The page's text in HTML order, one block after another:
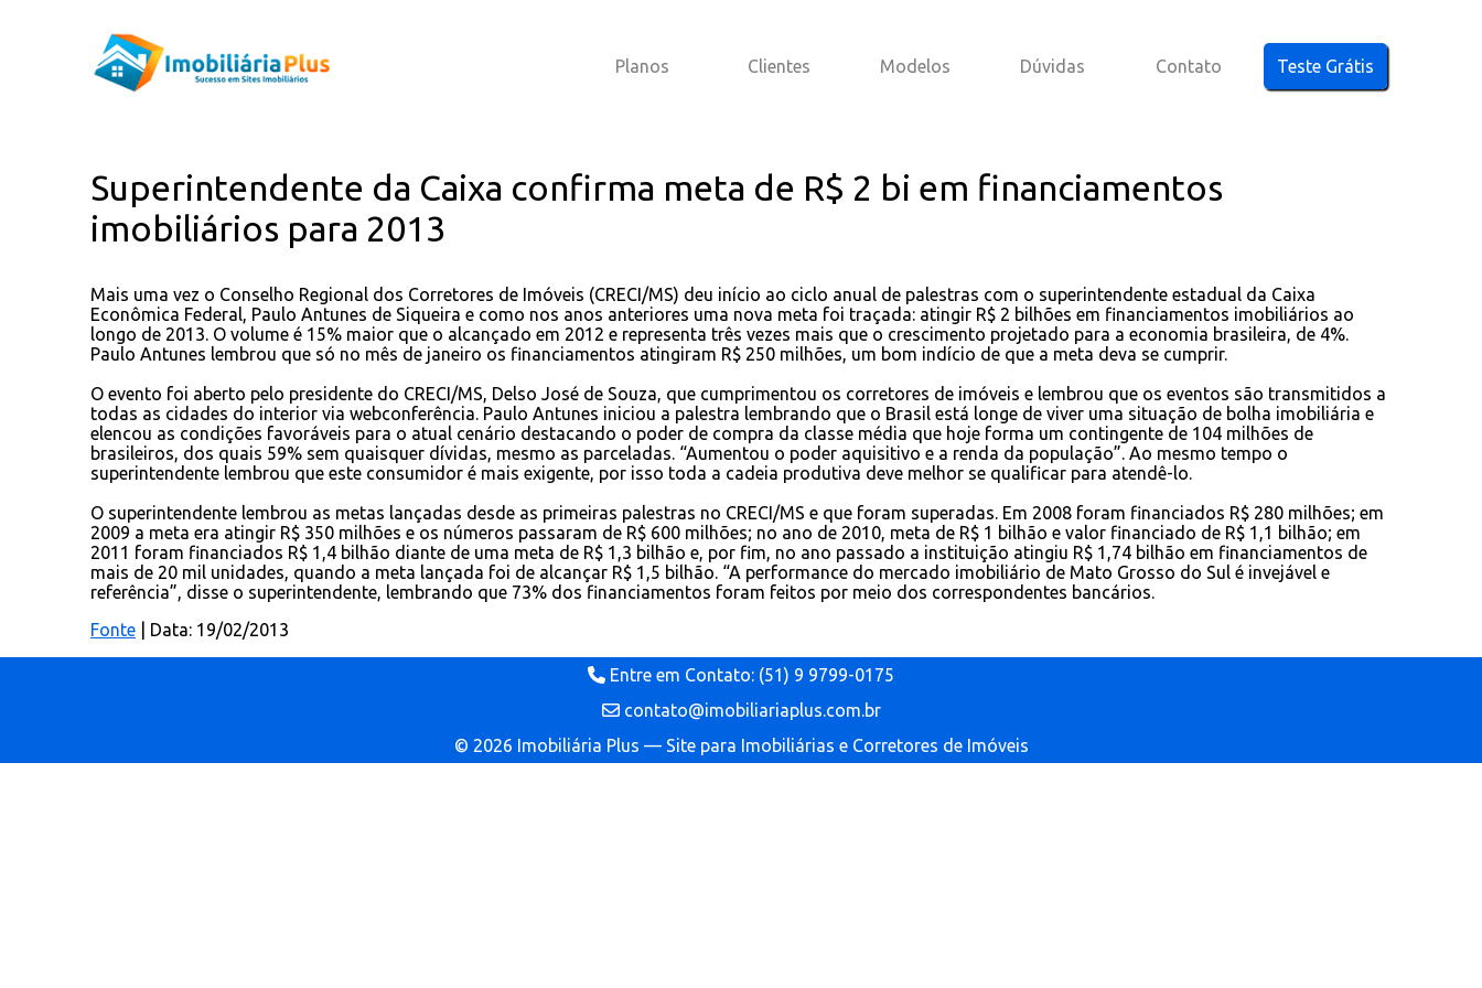
Planos Clientes Modelos Dúvidas Contato Teste Grátis
Superintendente da Caixa confirma meta de R$ 2 bi em financiamentos
imobiliários para 2013
Mais uma vez o Conselho Regional dos Corretores de Imóveis (CRECI/MS) deu início ao ciclo anual de palestras com o superintendente estadual da Caixa
Econômica Federal, Paulo Antunes de Siqueira e como nos anos anteriores uma nova meta foi traçada: atingir R$ 2 bilhões em financiamentos imobiliários ao
longo de 2013. O volume é 15% maior que o alcançado em 2012 e representa três vezes mais que o crescimento projetado para a economia brasileira, de 4%.
Paulo Antunes lembrou que só no mês de janeiro os financiamentos atingiram R$ 250 milhões, um bom indício de que a meta deva se cumprir.
O evento foi aberto pelo presidente do CRECI/MS, Delso José de Souza, que cumprimentou os corretores de imóveis e lembrou que os eventos são transmitidos a
todas as cidades do interior via webconferência. Paulo Antunes iniciou a palestra lembrando que o Brasil está longe de viver uma situação de bolha imobiliária e
elencou as condições favoráveis para o atual cenário destacando o poder de compra da classe média que hoje forma um contingente de 104 milhões de
brasileiros, dos quais 59% sem quaisquer dívidas, mesmo as parceladas. “Aumentou o poder aquisitivo e a renda da população”. Ao mesmo tempo o
superintendente lembrou que este consumidor é mais exigente, por isso toda a cadeia produtiva deve melhor se qualificar para atendê-lo.
O superintendente lembrou as metas lançadas desde as primeiras palestras no CRECI/MS e que foram superadas. Em 2008 foram financiados R$ 280 milhões; em
2009 a meta era atingir R$ 350 milhões e os números passaram de R$ 600 milhões; no ano de 2010, meta de R$ 1 bilhão e valor financiado de R$ 1,1 bilhão; em
2011 foram financiados R$ 1,4 bilhão diante de uma meta de R$ 1,3 bilhão e, por fim, no ano passado a instituição atingiu R$ 1,74 bilhão em financiamentos de
mais de 20 mil unidades, quando a meta lançada foi de alcançar R$ 1,5 bilhão. “A performance do mercado imobiliário de Mato Grosso do Sul é invejável e
referência”, disse o superintendente, lembrando que 73% dos financiamentos foram feitos por meio dos correspondentes bancários.
Fonte | Data: 19/02/2013
Entre em Contato: (51) 9 9799-0175
contato@imobiliariaplus.com.br
© 2026 Imobiliária Plus — Site para Imobiliárias e Corretores de Imóveis